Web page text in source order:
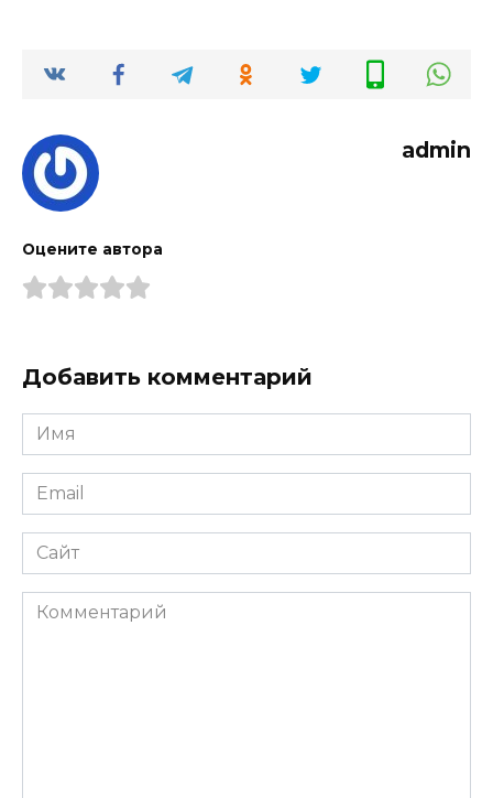
admin
Оцените автора
Добавить комментарий
Имя
*
Email
*
Сайт
Комментарий